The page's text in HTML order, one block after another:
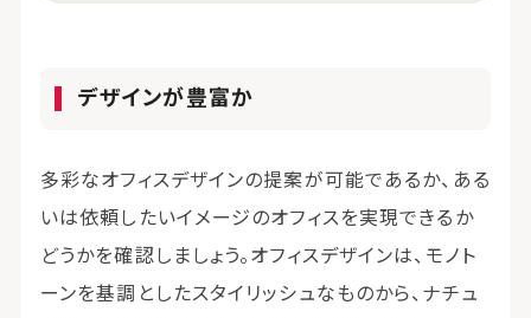
デザインが豊富か
多彩なオフィスデザインの提案が可能であるか、ある
いは依頼したいイメージのオフィスを実現できるか
どうかを確認しましょう。オフィスデザインは、モノト
ーンを基調としたスタイリッシュなものから、ナチュ